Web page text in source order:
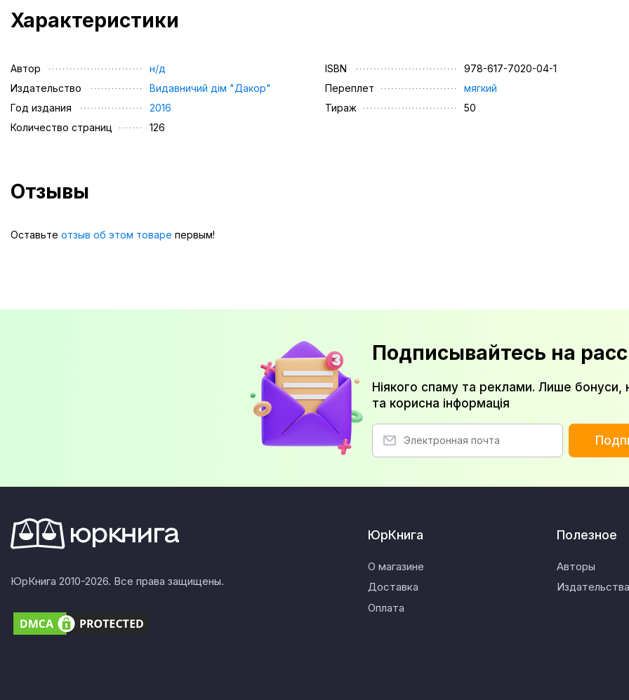
Характеристики
Автор
н/д
Издательство
Видавничий дім "Дакор"
Год издания
2016
Количество страниц
126
ISBN
978-617-7020-04-1
Переплет
мягкий
Тираж
50
Отзывы
Оставьте отзыв об этом товаре первым!
Подписывайтесь на
Ніякого спаму та реклами. Лише бонуси,
та корисна інформація
ЮрКнига 2010-2026. Все права защищены.
ЮрКнига
О магазине
Доставка
Оплата
Полезное
Авторы
Издательства